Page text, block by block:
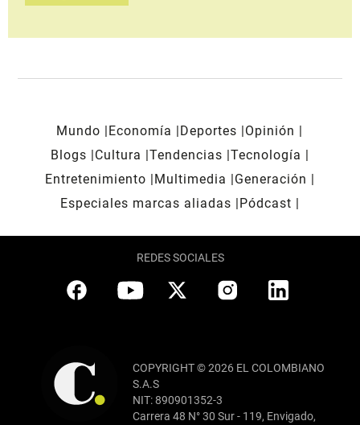
Mundo Economía Deportes
Opinión
Blogs
Cultura Tendencias Tecnología
Entretenimiento
Multimedia
Generación
Especiales marcas aliadas
Pódcast
REDES SOCIALES
COPYRIGHT © 2026 EL COLOMBIANO
S.A.S
NIT: 890901352-3
Carrera 48 N° 30 Sur - 119, Envigado,